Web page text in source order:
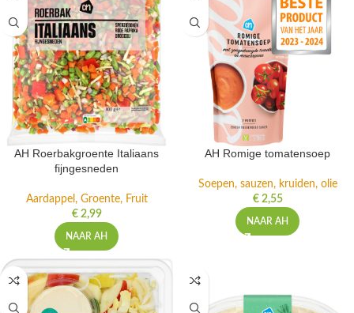
AH Roerbakgroente Italiaans
fijngesneden
Aardappel, Groente, Fruit
€2,99
NAAR AH
AH Romige tomatensoep
Soepen, sauzen, kruiden, olie
€2,55
NAAR AH